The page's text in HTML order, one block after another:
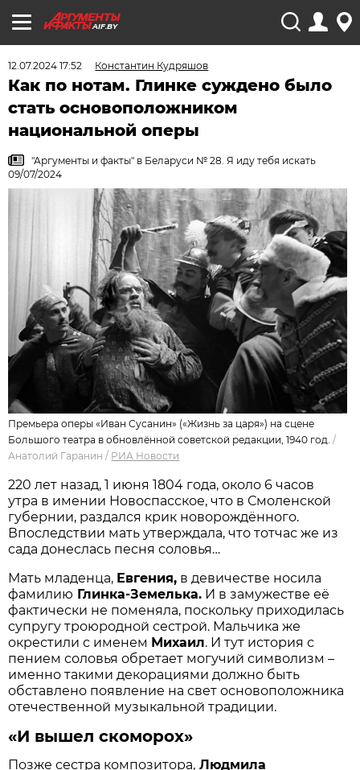
AIF.BY
12.07.2024 17:52 Константин Кудряшов
Как по нотам. Глинке суждено было
стать основоположником
национальной оперы
"Аргументы и факты" в Беларуси № 28. Я иду тебя искать
09/07/2024
Премьера оперы «Иван Сусанин» («Жизнь за царя») на сцене
Большого театра в обновлённой советской редакции, 1940 год. /
Анатолий Гаранин / РИА Новости
220 лет назад, 1 июня 1804 года, около 6 часов
утра в имении Новоспасское, что в Смоленской
губернии, раздался крик новорождённого.
Впоследствии мать утверждала, что тотчас же из
сада донеслась песня соловья…
Мать младенца, Евгения, в девичестве носила
фамилию Глинка-Земелька. И в замужестве её
фактически не поменяла, поскольку приходилась
супругу троюродной сестрой. Мальчика же
окрестили с именем Михаил. И тут история с
пением соловья обретает могучий символизм –
именно такими декорациями должно быть
обставлено появление на свет основоположника
отечественной музыкальной традиции.
«И вышел скоморох»
Позже сестра композитора, Людмила